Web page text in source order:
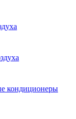
кондиционеры